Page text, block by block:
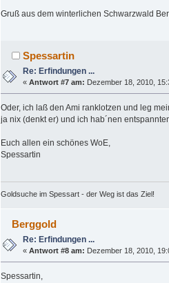
Gruß aus dem winterlichen Schwarzwald
Spessartin
Re: Erfindungen ...
«Antwort #7 am: Dezember 18, 2010,
Oder, ich laß den Ami ranklotzen und leg
ja nix (denkt er) und ich hab´nen
Euch allen ein schönes WoE,
Spessartin
Goldsuche im Spessart - der Weg ist das Ziel!
Berggold
Re: Erfindungen ...
«Antwort #8 am: Dezember 18, 2010,
Spessartin,